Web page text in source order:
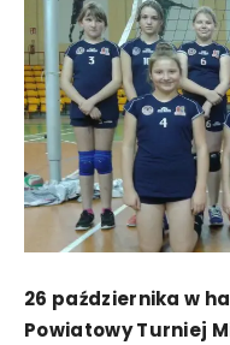
26 października w
Powiatowy Turniej